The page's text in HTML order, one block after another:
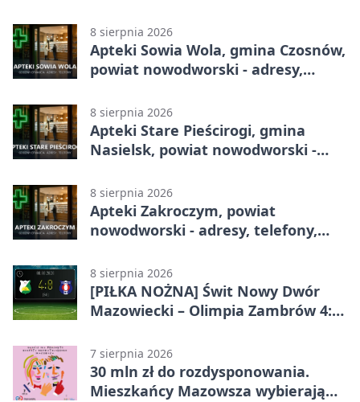
8 sierpnia 2026
Apteki Sowia Wola, gmina Czosnów,
powiat nowodworski - adresy,
8 sierpnia 2026
Apteki Stare Pieścirogi, gmina
Nasielsk, powiat nowodworski -
8 sierpnia 2026
Apteki Zakroczym, powiat
nowodworski - adresy, telefony,
8 sierpnia 2026
[PIŁKA NOŻNA] Świt Nowy Dwór
Mazowiecki – Olimpia Zambrów 4:0
Grupa 1 (Grupa I)
7 sierpnia 2026
30 mln zł do rozdysponowania.
Mieszkańcy Mazowsza wybierają